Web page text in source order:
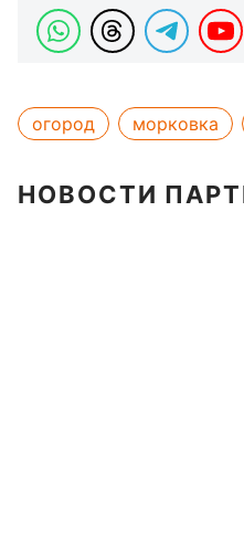
огород морковка
НОВОСТИ